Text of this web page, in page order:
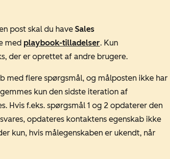
post skal du have Sales
med playbook-tilladelser. Kun
der er oprettet af andre brugere.
med flere spørgsmål, og målposten ikke har
kun den sidste iteration af
Hvis f.eks. spørgsmål 1 og 2 opdaterer den
opdateres kontaktens egenskab ikke
kun, hvis målegenskaben er ukendt, når